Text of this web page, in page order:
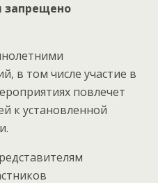
запрещено
в том числе участие в
повлечет
к установленной